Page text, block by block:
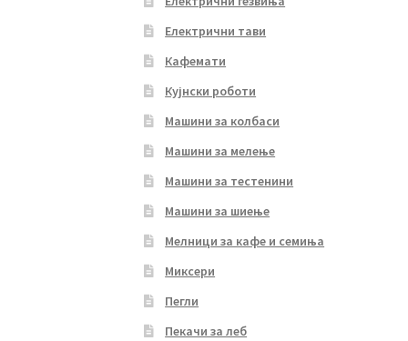
Електрични тави
Кафемати
Кујнски роботи
Машини за колбаси
Машини за мелење
Машини за тестенини
Машини за шиење
Мелници за кафе и семиња
Миксери
Пегли
Пекачи за леб